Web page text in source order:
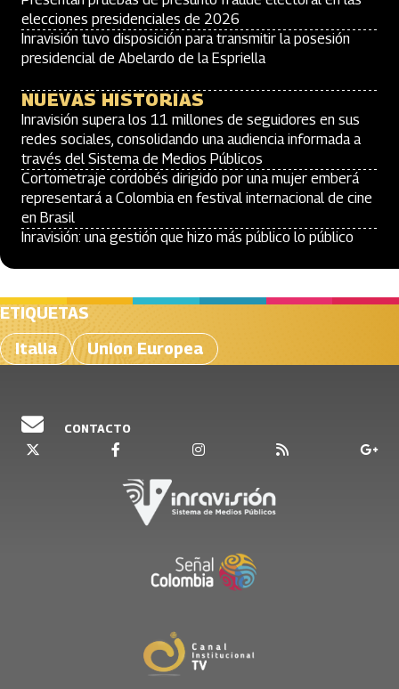
elecciones presidenciales de 2026
Inravisión tuvo disposición para transmitir la posesión
presidencial de Abelardo de la Espriella
NUEVAS HISTORIAS
Inravisión supera los 11 millones de seguidores en sus
redes sociales, consolidando una audiencia informada a
través del Sistema de Medios Públicos
Cortometraje cordobés dirigido por una mujer emberá
representará a Colombia en festival internacional de cine
en Brasil
Inravisión: una gestión que hizo más público lo público
ETIQUETAS
Italia
Union Europea
CONTACTO